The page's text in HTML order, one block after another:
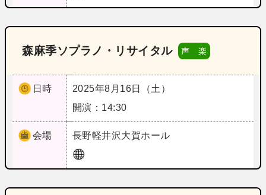
森麻季ソプラノ・リサイタル 声 楽
日時
2025年8月16日（土）
開演：14:30
会場 長野軽井沢大賀ホール